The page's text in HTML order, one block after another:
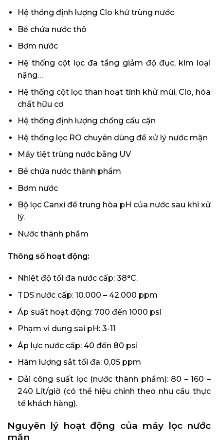
Hệ thống định lượng Clo khử trùng nước
Bể chứa nước thô
Bơm nước
Hệ thống cột lọc đa tầng giảm độ đục, kim loại
nặng…
Hệ thống cột lọc than hoạt tính khử mùi, Clo, hóa
chất hữu cơ
Hệ thống định lượng chống cấu cặn
Hệ thống lọc RO chuyên dùng để xử lý nước mặn
Máy tiệt trùng nước bằng UV
Bể chứa nước thành phẩm
Bơm nước
Bộ lọc Canxi để trung hòa pH của nước sau khi xử
lý.
Nước thành phẩm
Thông số hoạt động:
Nhiệt độ tối đa nước cấp: 38°C.
TDS nước cấp: 10.000 – 42.000 ppm
Áp suất hoạt động: 700 đến 1000 psi
Phạm vi dung sai pH: 3-11
Áp lực nước cấp: 40 đến 80 psi
Hàm lượng sắt tối đa: 0,05 ppm
Dải công suất lọc (nước thành phẩm): 80 – 160 –
240 Lít/giờ (có thể hiệu chỉnh theo nhu cầu thực
tế khách hàng).
Nguyên lý hoạt động của máy lọc nước
mặn